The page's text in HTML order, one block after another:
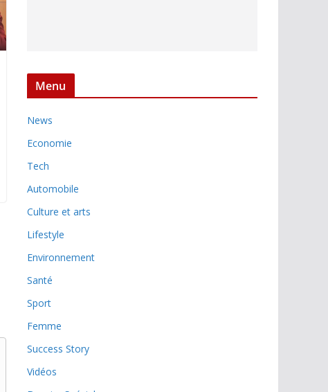
Menu
News
Economie
Tech
Automobile
Culture et arts
Lifestyle
Environnement
Santé
Sport
Femme
Success Story
Vidéos